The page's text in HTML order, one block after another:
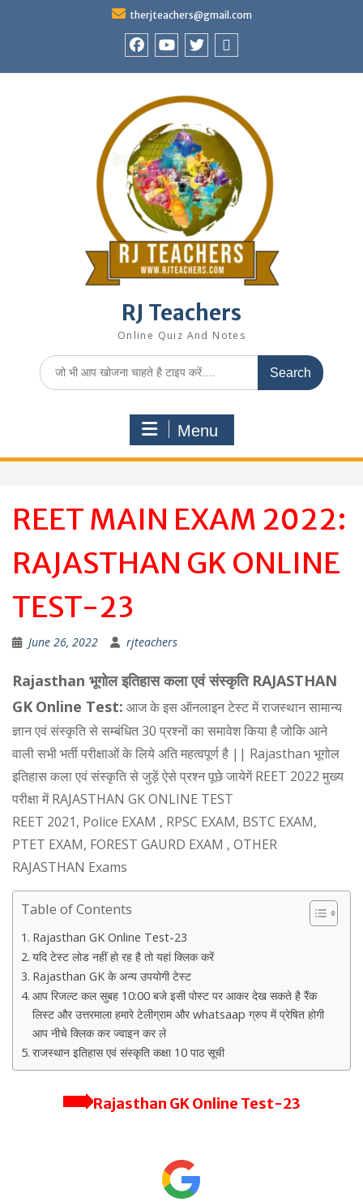
therjteachers@gmail.com
RJ Teachers
Online Quiz And Notes
Search
for:
Menu
REET MAIN EXAM 2022:
RAJASTHAN GK ONLINE
TEST-23
June 26, 2022 rjteachers
Rajasthan भूगोल इतिहास कला एवं संस्कृति RAJASTHAN
GK Online Test: आज के इस ऑनलाइन टेस्ट में राजस्थान सामान्य
ज्ञान एवं संस्कृति से सम्बंधित 30 प्रश्नों का समावेश किया है जोकि आने
वाली सभी भर्ती परीक्षाओं के लिये अति महत्वपूर्ण है || Rajasthan भूगोल
इतिहास कला एवं संस्कृति से जुड़ें ऐसे प्रश्न पूछे जायेगें REET 2022 मुख्य
परीक्षा में RAJASTHAN GK ONLINE TEST
REET 2021, Police EXAM , RPSC EXAM, BSTC EXAM,
PTET EXAM, FOREST GAURD EXAM , OTHER
RAJASTHAN Exams
Table of Contents
Rajasthan GK Online Test-23
यदि टेस्ट लोड नहीं हो रह है तो यहां क्लिक करें
Rajasthan GK के अन्य उपयोगी टेस्ट
आप रिजल्ट कल सुबह 10:00 बजे इसी पोस्ट पर आकर देख सकते है रैंक
लिस्ट और उत्तरमाला हमारे टेलीग्राम और whatsaap ग्रुप में प्रेषित होगी
आप नीचे क्लिक कर ज्वाइन कर ले
राजस्थान इतिहास एवं संस्कृति कक्षा 10 पाठ सूची
Rajasthan GK Online Test-23